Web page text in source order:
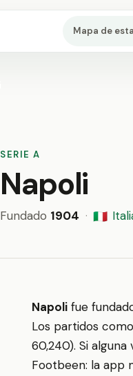
Mapa de
SERIE A
Napoli
Fundado 1904 · 🇮🇹
Napoli fue
Los partidos
60,240). Si
Footbeen: la app